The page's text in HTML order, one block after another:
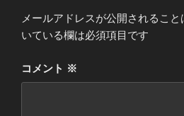
メールアドレスが公開されること
いている欄は必須項目です
コメント ※